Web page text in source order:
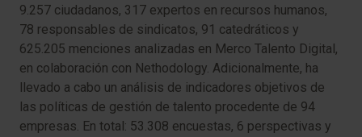
9.257 ciudadanos, 317 expertos en recursos humanos,
78 responsables de sindicatos, 91 catedráticos y
625.205 menciones analizadas en Merco Talento Digital,
en colaboración con Nethodology. Adicionalmente, ha
llevado a cabo un análisis de indicadores objetivos de
las políticas de gestión de talento procedente de 94
empresas. En total: 53.308 encuestas, 6 perspectivas y